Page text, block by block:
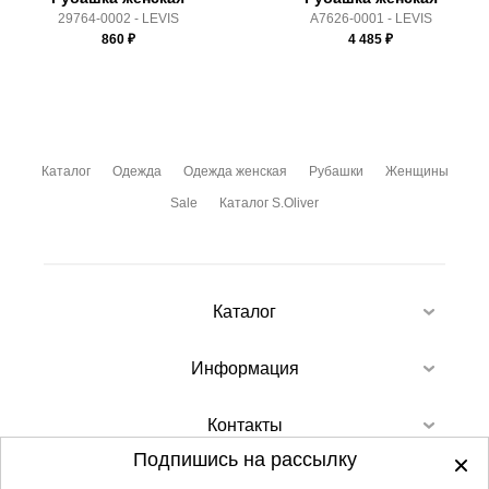
29764-0002 - LEVIS
860₽
A7626-0001 - LEVIS
4 485 ₽
Каталог Одежда Одежда женская Рубашки Женщины
Sale Каталог S.Oliver
Каталог
Информация
Контакты
Подпишись на рассылку